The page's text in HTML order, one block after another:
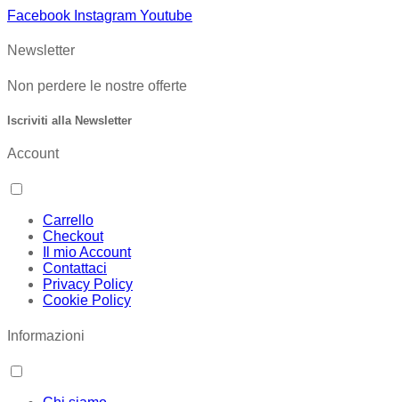
Facebook Instagram Youtube
Newsletter
Non perdere le nostre offerte
Iscriviti alla Newsletter
Account
Carrello
Checkout
Il mio Account
Contattaci
Privacy Policy
Cookie Policy
Informazioni